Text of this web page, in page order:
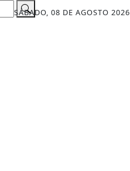
SÁBADO, 08 DE AGOSTO 2026